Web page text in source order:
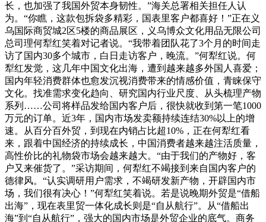
长，也加强了我国外贸本身韧性。”海关总署相关担任人认
为。“你瞧，这款包拆袋多精彩，国表里客户都喜好！”正在义
乌国际商贸城2区5楼的商品展区，义乌博众文化用品无限公司
总司理何犁红笑着对记者说。“我带着团队花了3个月的时间走
访了国内30多个城市，白日走访客户，晚流。”何犁红说。何
犁红发觉，这几年中国文化出海，遭到越来越多外国人喜爱；
国内年轻消费群体也愈发沉视消费带来的情感价值，青睐保守
文化。找准需求变化趋向、研究国内行业尺度、从头梳理产物
系列……公司将样品发给国内客户后，很快就收到第一笔1000
万元的订单。近3年，国内市场发卖额持续连结30%以上的增
速。从百分百外贸，到现在内销占比超10%，正在何犁红看
来，跟着中国经济的持续成长，中国消费者越来越注活质量，
高性价比的礼物袋市场会越来越大。“由于我们的产物好，客
户又来催货了。”采访期间，何犁红不竭接到来自国内客户的
德律风。“认实调研用户需求，不竭研发新产物，开辟国内市
场，我们很有决心！”何犁红笑着说。若是说晚期外贸是“借船
出海”，现在表里贸一体化成长则是“自从航行”。从“借船出
海”到“自从航行”，强大的国内市场是外贸企业的底气。商务